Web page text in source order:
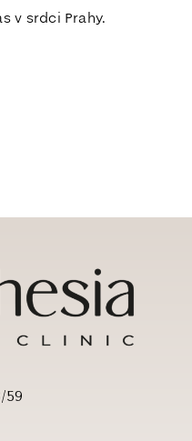
v srdci Prahy.
59